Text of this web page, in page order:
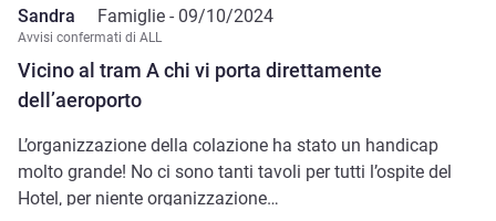
Vicino al tram A chi vi porta direttamente
dell’aeroporto
Sandra Famiglie - 09/10/2024
Avvisi confermati di ALL
L’organizzazione della colazione ha stato un handicap
molto grande! No ci sono tanti tavoli per tutti l’ospite del
Hotel, per niente organizzazione…